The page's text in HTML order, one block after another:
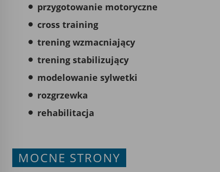
przygotowanie motoryczne
cross training
trening wzmacniający
trening stabilizujący
modelowanie sylwetki
rozgrzewka
rehabilitacja
MOCNE STRONY